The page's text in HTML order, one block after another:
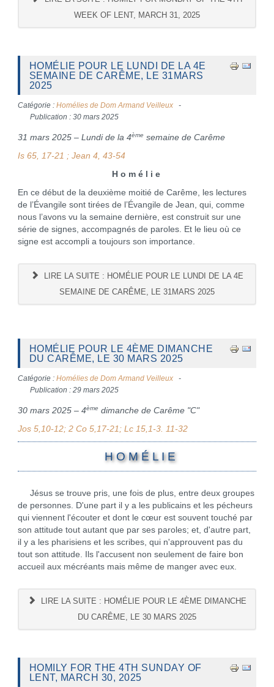
WEEK OF LENT, MARCH 31, 2025
HOMÉLIE POUR LE LUNDI DE LA 4E
SEMAINE DE CARÊME, LE 31MARS
2025
Catégorie : Homélies de Dom Armand Veilleux
Publication : 30 mars 2025
31 mars 2025 – Lundi de la 4ème semaine de Carême
Is 65, 17-21 ; Jean 4, 43-54
H o m é l i e
En ce début de la deuxième moitié de Carême, les lectures
de l’Évangile sont tirées de l’Évangile de Jean, qui, comme
nous l’avons vu la semaine dernière, est construit sur une
série de signes, accompagnés de paroles. Et le lieu où ce
signe est accompli a toujours son importance.
LIRE LA SUITE : HOMÉLIE POUR LE LUNDI DE LA 4E
SEMAINE DE CARÊME, LE 31MARS 2025
HOMÉLIE POUR LE 4ÈME DIMANCHE
DU CARÊME, LE 30 MARS 2025
Catégorie : Homélies de Dom Armand Veilleux
Publication : 29 mars 2025
30 mars 2025 – 4ème dimanche de Carême "C"
Jos 5,10-12; 2 Co 5,17-21; Lc 15,1-3. 11-32
H O M É L I E
Jésus se trouve pris, une fois de plus, entre deux groupes
de personnes. D'une part il y a les publicains et les pécheurs
qui viennent l'écouter et dont le cœur est souvent touché par
son attitude tout autant que par ses paroles; et, d'autre part,
il y a les pharisiens et les scribes, qui n'approuvent pas du
tout son attitude. Ils l'accusent non seulement de faire bon
accueil aux mécréants mais même de manger avec eux.
LIRE LA SUITE : HOMÉLIE POUR LE 4ÈME DIMANCHE
DU CARÊME, LE 30 MARS 2025
HOMILY FOR THE 4TH SUNDAY OF
LENT, MARCH 30, 2025